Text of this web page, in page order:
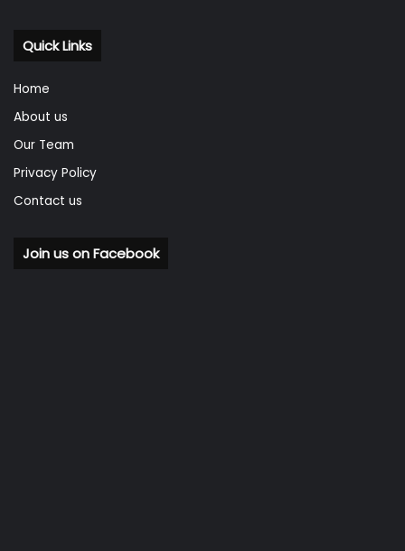
Quick Links
Home
About us
Our Team
Privacy Policy
Contact us
Join us on Facebook